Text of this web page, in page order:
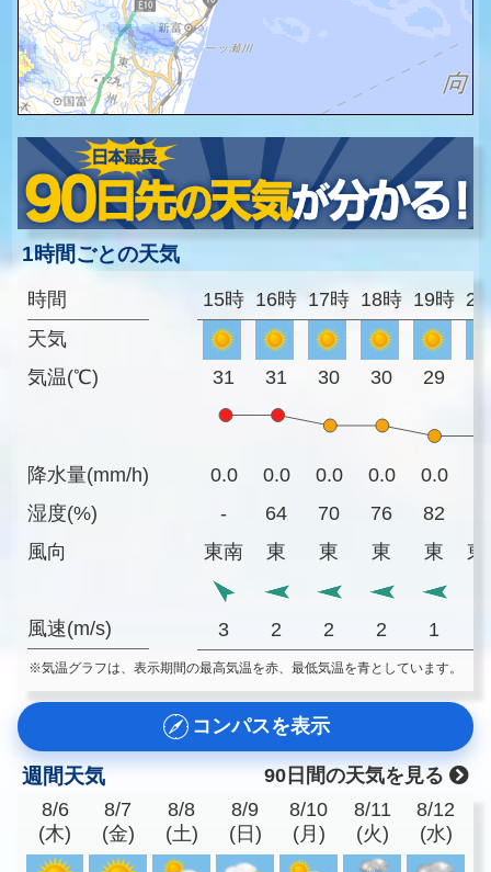
1時間ごとの天気
時間
天気
気温(℃)
降水量(mm/h)
湿度(%)
風向
風速(m/s)
15時 16時 17時 18時 19時
31 31 30 30 29
0.0 0.0 0.0 0.0 0.0
-
64 70 76 82
東南
東 東 東 東 東
3 2 2 2 1
※気温グラフは、表示期間の最高気温を赤、最低気温を青としています。
コンパスを表示
週間天気
90日間の天気を見る
8/6
(木)
8/7
(金)
8/8
(土)
8/9
(日)
8/10
(月)
8/11
(火)
8/12
(水)